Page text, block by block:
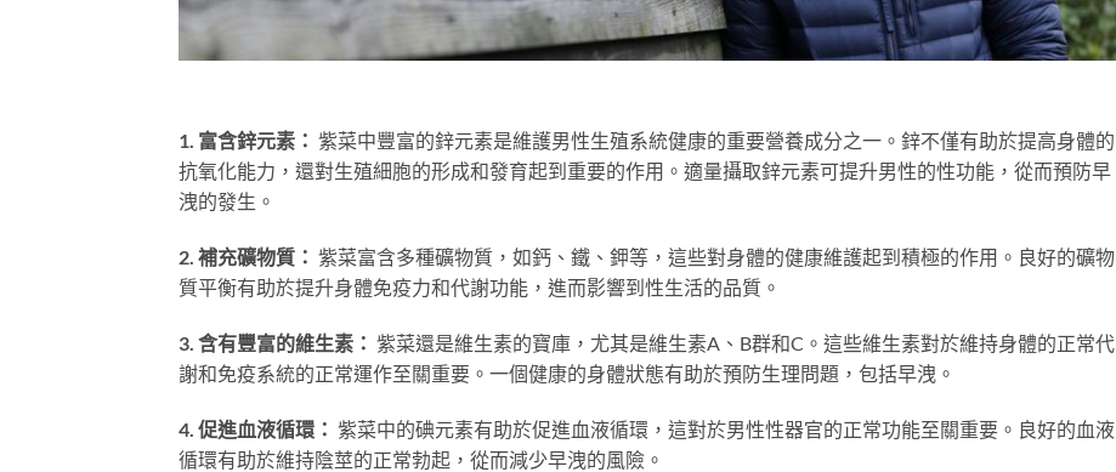
1. 富含鋅元素： 紫菜中豐富的鋅元素是維護男性生殖系統健康的重要營養成分之一。鋅不僅有助於提高身體的
抗氧化能力，還對生殖細胞的形成和發育起到重要的作用。適量攝取鋅元素可提升男性的性功能，從而預防早
洩的發生。
2. 補充礦物質： 紫菜富含多種礦物質，如鈣、鐵、鉀等，這些對身體的健康維護起到積極的作用。良好的礦物
質平衡有助於提升身體免疫力和代謝功能，進而影響到性生活的品質。
3. 含有豐富的維生素： 紫菜還是維生素的寶庫，尤其是維生素A、B群和C。這些維生素對於維持身體的正常代
謝和免疫系統的正常運作至關重要。一個健康的身體狀態有助於預防生理問題，包括早洩。
4. 促進血液循環： 紫菜中的碘元素有助於促進血液循環，這對於男性性器官的正常功能至關重要。良好的血液
循環有助於維持陰莖的正常勃起，從而減少早洩的風險。